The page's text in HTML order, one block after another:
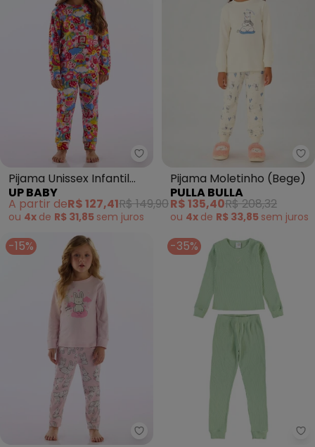
Up Baby - Pijama Unissex
Pijama Unissex Infantil
Estampado Rosa
UP BABY
A partir deR$ 127,41R$ 149,90
ou 4x de R$ 31,85 sem juros
Pijama Moletinho (Bege)
PULLA BULLA
R$ 135,40R$ 208,32
ou 4x de R$ 33,85 sem juros
-15%
Up Baby - Pijama Unissex
-35%